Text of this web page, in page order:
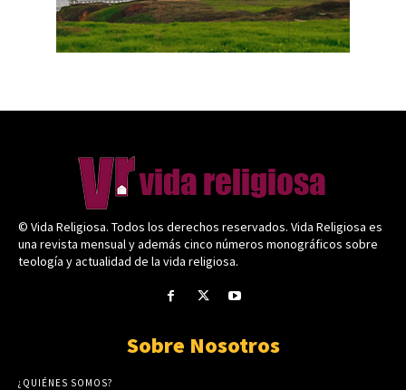
© Vida Religiosa. Todos los derechos reservados. Vida Religiosa es
una revista mensual y además cinco números monográficos sobre
teología y actualidad de la vida religiosa.
Sobre Nosotros
¿QUIÉNES SOMOS?